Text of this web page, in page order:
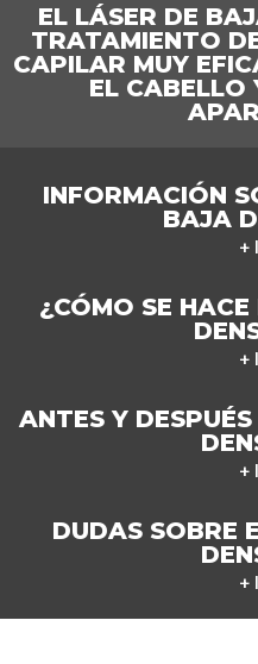
EL LÁSER DE
TRATAMIENTO
CAPILAR MUY
EL CABELLO
INFORMACIÓN
BAJA
+
¿CÓMO SE
+
ANTES Y
+
DUDAS SOBRE
+